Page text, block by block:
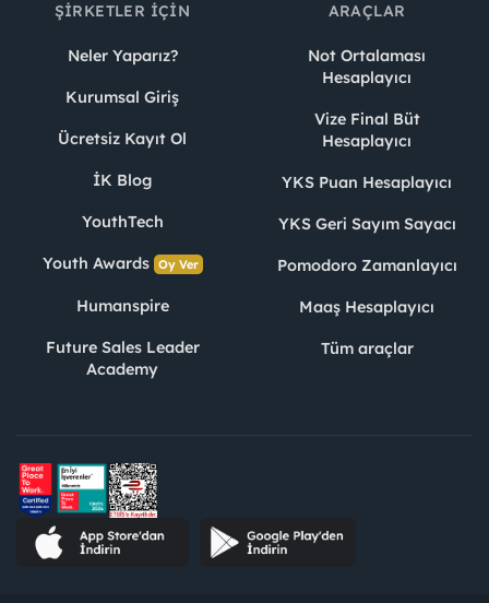
ŞIRKETLER İÇIN
Neler Yaparız?
Kurumsal Giriş
Ücretsiz Kayıt Ol
İK Blog
YouthTech
Youth Awards Oy Ver
Humanspire
Future Sales Leader
Academy
ARAÇLAR
Not Ortalaması
Hesaplayıcı
Vize Final Büt
Hesaplayıcı
YKS Puan Hesaplayıcı
YKS Geri Sayım Sayacı
Pomodoro Zamanlayıcı
Maaş Hesaplayıcı
Tüm araçlar